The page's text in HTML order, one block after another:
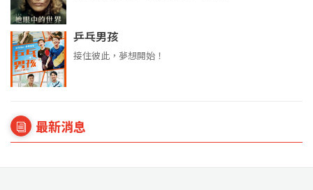
乒乓男孩
接住彼此，夢想開始！
最新消息